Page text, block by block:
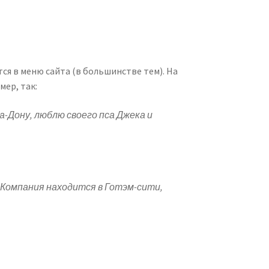
в меню сайта (в большинстве тем). На
так:
люблю своего пса Джека и
находится в Готэм-сити,